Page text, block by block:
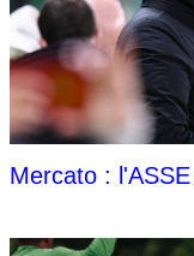
Mercato :